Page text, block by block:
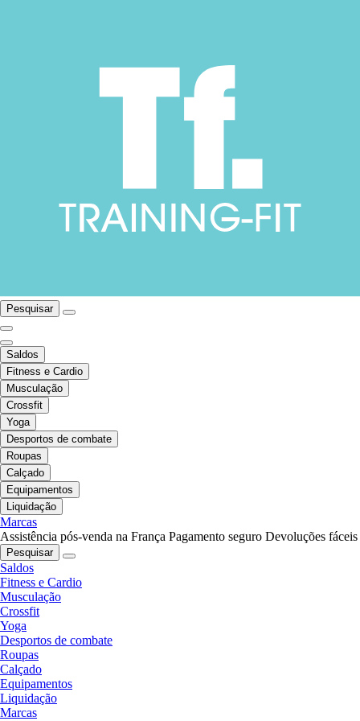
Pesquisar
Saldos
Fitness e Cardio
Musculação
Crossfit
Yoga
Desportos de combate
Roupas
Calçado
Equipamentos
Liquidação
Marcas
Assistência pós-venda na França Pagamento seguro Devoluções fáceis
Pesquisar
Saldos
Fitness e Cardio
Musculação
Crossfit
Yoga
Desportos de combate
Roupas
Calçado
Equipamentos
Liquidação
Marcas